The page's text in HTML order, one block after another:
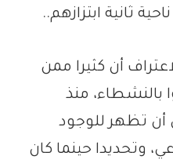
ثانية ابتزازهم..
أن كثيرا ممن
بالنشطاء، منذ
أن تظهر للوجود
وتحديدا حينما كان